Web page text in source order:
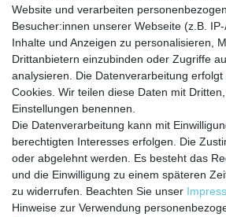
Website und verarbeiten
Besucher:innen unserer Webseite (z.B.
Inhalte und Anzeigen zu personalisieren,
Drittanbietern einzubinden oder Zugriffe
analysieren. Die Datenverarbeitung
Cookies. Wir teilen diese Daten mit
Einstellungen benennen.
Die Datenverarbeitung kann mit
berechtigten Interesses erfolgen. Die
oder abgelehnt werden. Es besteht das
und die Einwilligung zu einem späteren
zu widerrufen. Beachten Sie unser
Hinweise zur Verwendung
Service
Zahlungarten
Versandkosten
Batterierücknahmeverordnung
Kostenloser Newsletter
E-MAIL **
Newsletter
Honig
Einwilligung kann ich jederzeit widerrufen.**